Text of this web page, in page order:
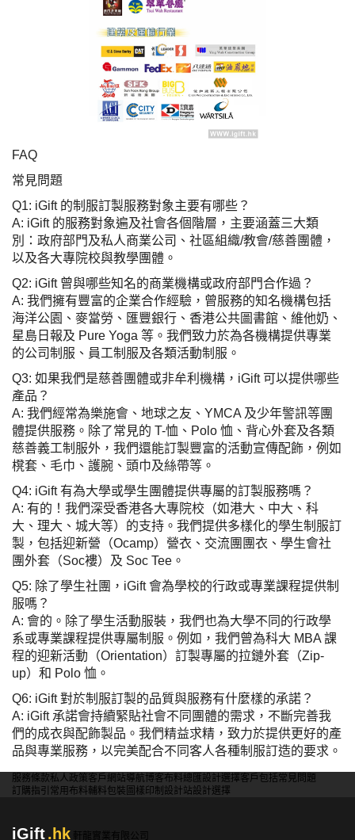
FAQ
常見問題
Q1: iGift 的制服訂製服務對象主要有哪些？
A: iGift 的服務對象遍及社會各個階層，主要涵蓋三大類
別：政府部門及私人商業公司、社區組織/教會/慈善團體，
以及各大專院校與教學團體。
Q2: iGift 曾與哪些知名的商業機構或政府部門合作過？
A: 我們擁有豐富的企業合作經驗，曾服務的知名機構包括
海洋公園、麥當勞、匯豐銀行、香港公共圖書館、維他奶、
星島日報及 Pure Yoga 等。我們致力於為各機構提供專業
的公司制服、員工制服及各類活動制服。
Q3: 如果我們是慈善團體或非牟利機構，iGift 可以提供哪些
產品？
A: 我們經常為樂施會、地球之友、YMCA 及少年警訊等團
體提供服務。除了常見的 T-恤、Polo 恤、背心外套及各類
慈善義工制服外，我們還能訂製豐富的活動宣傳配飾，例如
櫈套、毛巾、護腕、頭巾及絲帶等。
Q4: iGift 有為大學或學生團體提供專屬的訂製服務嗎？
A: 有的！我們深受香港各大專院校（如港大、中大、科
大、理大、城大等）的支持。我們提供多樣化的學生制服訂
製，包括迎新營（Ocamp）營衣、交流團團衣、學生會社
團外套（Soc褸）及 Soc Tee。
Q5: 除了學生社團，iGift 會為學校的行政或專業課程提供制
服嗎？
A: 會的。除了學生活動服裝，我們也為大學不同的行政學
系或專業課程提供專屬制服。例如，我們曾為科大 MBA 課
程的迎新活動（Orientation）訂製專屬的拉鏈外套（Zip-
up）和 Polo 恤。
Q6: iGift 對於制服訂製的品質與服務有什麼樣的承諾？
A: iGift 承諾會持續緊貼社會不同團體的需求，不斷完善我
們的成衣與配飾製品。我們精益求精，致力於提供更好的產
品與專業服務，以完美配合不同客人各種制服訂造的要求。
服務條款私人政策客戶 網站導航博客布料總匯設計選擇客戶包括常見問題
訂購指引 常用布料輔料包裝 圖樣印制 設計站設計選擇
iGift.hk 軒龍實業有限公司